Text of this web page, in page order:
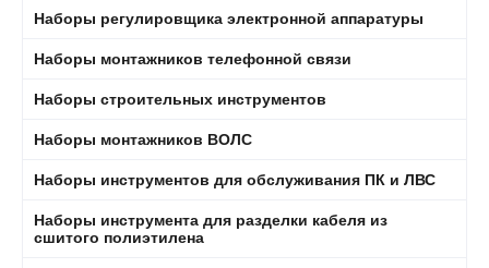
Наборы регулировщика электронной аппаратуры
Наборы монтажников телефонной связи
Наборы строительных инструментов
Наборы монтажников ВОЛС
Наборы инструментов для обслуживания ПК и ЛВС
Наборы инструмента для разделки кабеля из
сшитого полиэтилена